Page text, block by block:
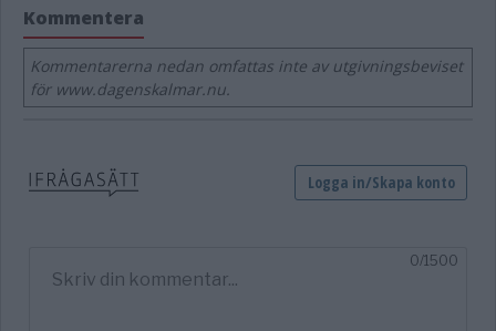
Kommentera
Kommentarerna nedan omfattas inte av utgivningsbeviset
för www.dagenskalmar.nu.